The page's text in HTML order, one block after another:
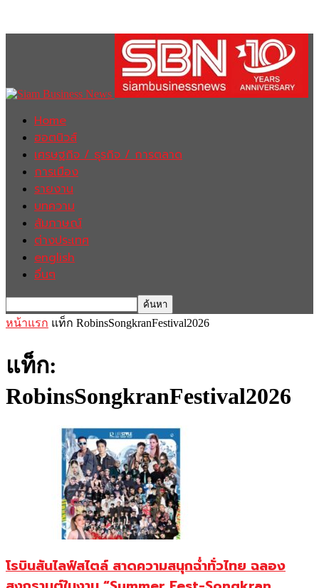
Home
ฮอตนิวส์
เศรษฐกิจ / ธุรกิจ / การตลาด
การเมือง
รายงาน
บทความ
สัมภาษณ์
ต่างประเทศ
english
อื่นๆ
หน้าแรก แท็ก RobinsSongkranFestival2026
แท็ก:
RobinsSongkranFestival2026
โรบินสันไลฟ์สไตล์ สาดความสนุกฉ่ำทั่วไทย ฉลอง